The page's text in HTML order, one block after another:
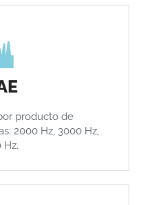
producto de
2000 Hz, 3000 Hz,
Hz.